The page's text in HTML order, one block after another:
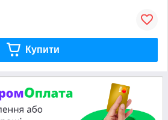
Купити